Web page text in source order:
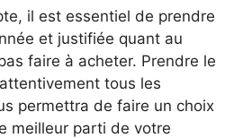
il est essentiel de prendre
et justifiée quant au
faire à acheter. Prendre le
tous les
permettra de faire un choix
meilleur parti de votre